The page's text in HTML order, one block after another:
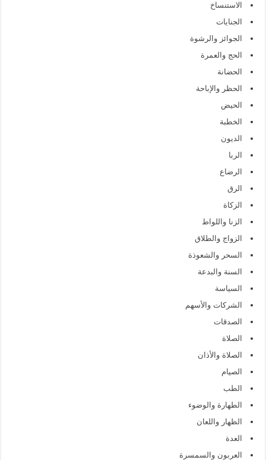
الاستنساخ
الجنايات
الجوائز والرشوة
الحج والعمرة
الحضانة
الحظر والإباحة
الحيض
الخطبة
الديون
الربا
الرضاع
الرق
الزكاة
الزنا واللواط
الزواج والطلاق
السحر والشعوذة
السنة والبدعة
السياسة
الشركات والأسهم
الصدقات
الصلاة
الصلاة والأذان
الصيام
الطب
الطهارة والوضوء
الظهار واللعان
العدة
العربون والسمسرة